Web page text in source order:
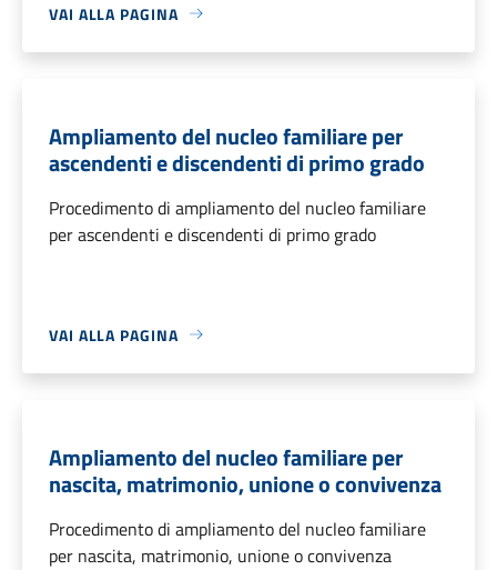
VAI ALLA PAGINA
Ampliamento del nucleo familiare per
ascendenti e discendenti di primo grado
Procedimento di ampliamento del nucleo familiare
per ascendenti e discendenti di primo grado
VAI ALLA PAGINA
Ampliamento del nucleo familiare per
nascita, matrimonio, unione o convivenza
Procedimento di ampliamento del nucleo familiare
per nascita, matrimonio, unione o convivenza